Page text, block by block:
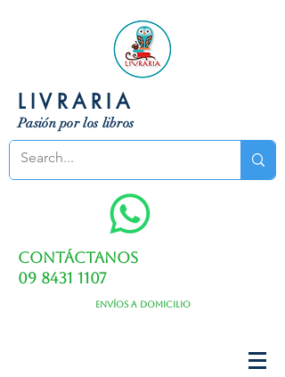
LIVRARIA
Pasión por los libros
Contáctanos
09 8431 1107
Envíos a domicilio